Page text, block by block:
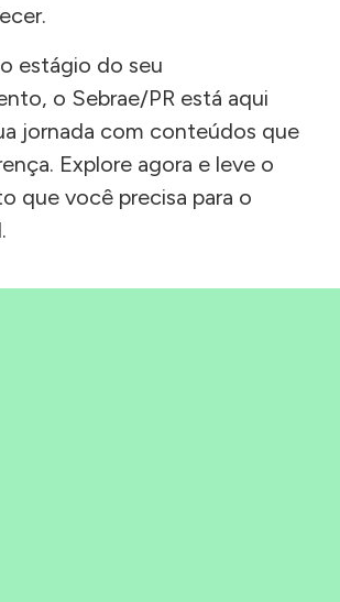
estágio do seu
o Sebrae/PR está aqui
jornada com conteúdos que
Explore agora e leve o
que você precisa para o